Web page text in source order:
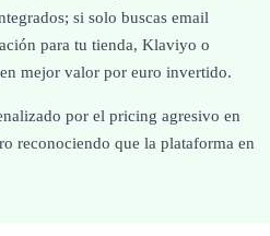
si solo buscas email
para tu tienda, Klaviyo o
mejor valor por euro invertido.
por el pricing agresivo en
reconociendo que la plataforma en